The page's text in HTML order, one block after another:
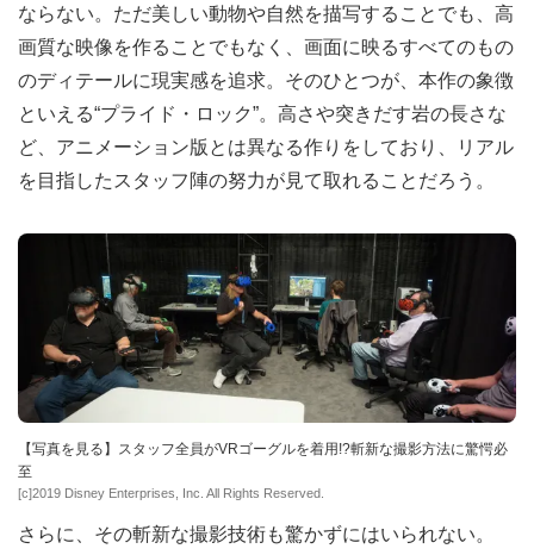
ならない。ただ美しい動物や自然を描写することでも、高
画質な映像を作ることでもなく、画面に映るすべてのもの
のディテールに現実感を追求。そのひとつが、本作の象徴
といえる“プライド・ロック”。高さや突きだす岩の長さな
ど、アニメーション版とは異なる作りをしており、リアル
を目指したスタッフ陣の努力が見て取れることだろう。
【写真を見る】スタッフ全員がVRゴーグルを着用!?斬新な撮影方法に驚愕必
至
[c]2019 Disney Enterprises, Inc. All Rights Reserved.
さらに、その斬新な撮影技術も驚かずにはいられない。